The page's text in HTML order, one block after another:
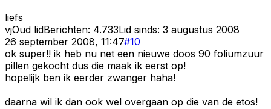
liefs
vjOud lidBerichten: 4.733Lid sinds: 3 augustus 2008
26 september 2008, 11:47#10
ok super!! ik heb nu net een nieuwe doos 90 foliumzuur
pillen gekocht dus die maak ik eerst op!
hopelijk ben ik eerder zwanger haha!
daarna wil ik dan ook wel overgaan op die van de etos!